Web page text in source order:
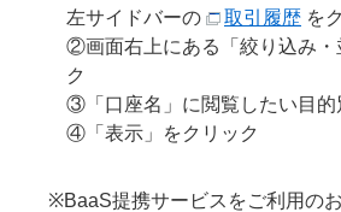
左サイドバーの
取引履歴 を
②画面右上にある「絞り込み・
ク
③「口座名」に閲覧したい目的
④「表示」をクリック
※BaaS提携サービスをご利用の